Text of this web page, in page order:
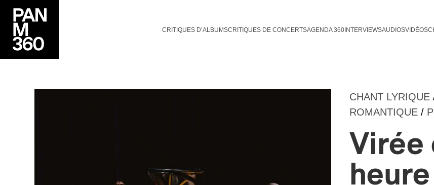
CRITIQUES D’ALBUMSCRITIQUES DE CONCERTSAGENDA 360INTERVIEWSAUDIOSVIDÉOS
CHANT LYRIQUE
ROMANTIQUE /
Virée